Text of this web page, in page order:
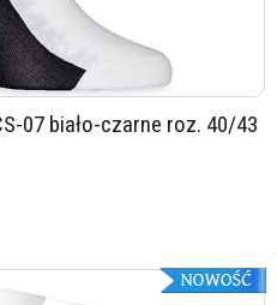
07 biało-czarne roz. 40/43